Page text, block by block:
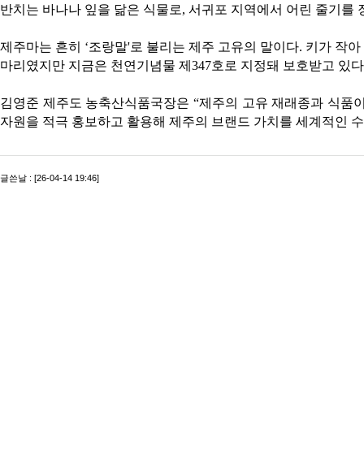
반치는 바나나 잎을 닮은 식물로, 서귀포 지역에서 어린 줄기를
제주마는 흔히 ‘조랑말'로 불리는 제주 고유의 말이다. 키가 작
마리였지만 지금은 천연기념물 제347호로 지정돼 보호받고 있
김영준 제주도 농축산식품국장은 “제주의 고유 재래종과 식
자원을 적극 홍보하고 활용해 제주의 브랜드 가치를 세계적인
글쓴날 : [26-04-14 19:46]